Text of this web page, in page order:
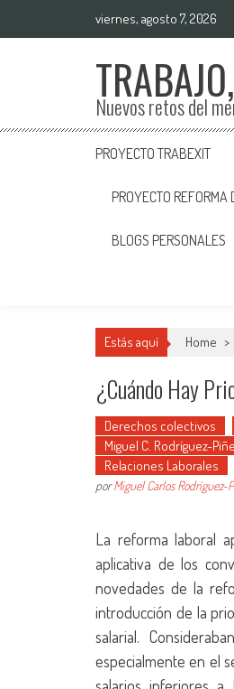
viernes, agosto 7, 2026
Nuevos retos del
PROYECTO TRABEXIT
PROYECTO
BLOGS PERSONALES
Estás aquí Home >
¿Cuándo Hay
Derechos colectivos
Miguel C. Rodríguez-
Relaciones Laborales
porMiguel Carlos Rodríguez-
La reforma laboral
aplicativa de los
novedades de la
introducción de la
salarial.
especialmente en el